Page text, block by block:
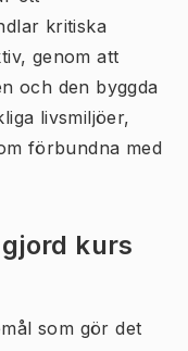
kritiska
genom att
och den byggda
livsmiljöer,
förbundna med
kurs
som gör det